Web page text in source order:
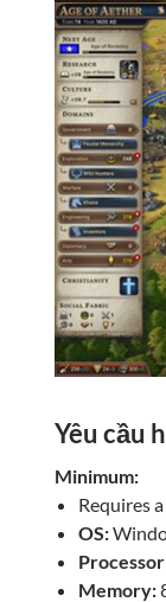
Yêu cầu
Minimum:
Requires
OS:
Memory: